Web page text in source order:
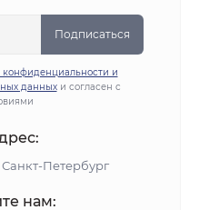
Подписаться
конфиденциальности и
данныхи согласен с
Петербург
нам: